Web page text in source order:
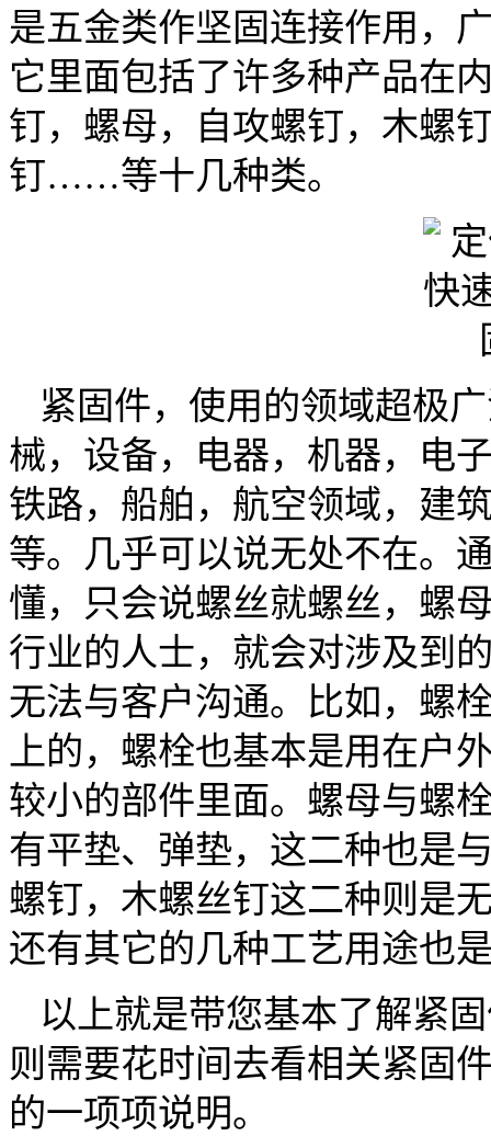
是五金类作坚固连接作用，
它里面包括了许多种产品在
钉，螺母，自攻螺钉，木螺
钉……等十几种类。
紧固件，使用的领域超极
械，设备，电器，机器，电
铁路，船舶，航空领域，建
等。几乎可以说无处不在。
懂，只会说螺丝就螺丝，螺
行业的人士，就会对涉及到
无法与客户沟通。比如，螺
上的，螺栓也基本是用在户
较小的部件里面。螺母与螺
有平垫、弹垫，这二种也是
螺钉，木螺丝钉这二种则是
还有其它的几种工艺用途也
以上就是带您基本了解紧
则需要花时间去看相关紧固
的一项项说明。